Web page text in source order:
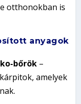
otthonokban is
anyagok
bőrök –
amelyek